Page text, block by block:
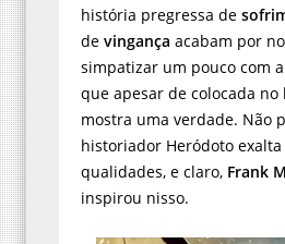
história pregressa de
de vingança acabam por
simpatizar um pouco com
que apesar de colocada no
mostra uma verdade. Não
historiador Heródoto exalta
qualidades, e claro, Frank
inspirou nisso.